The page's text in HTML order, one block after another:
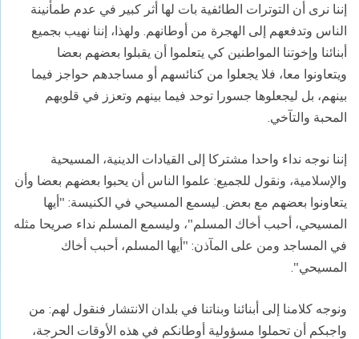
إننا نرى أن التوترات الطائفية بات لها أثر كبير في عدم طمأنينة
الناس وتدفعهم إلى الهجرة من أوطانهم. ولهذا، إننا نهيب بجميع
أبنائنا وإخوتنا المواطنين كي يتعلموا أن يقبلوا بعضهم بعضا
ويتعاونوا معا، فلا يجعلوا من كنائسهم أو مساجدهم حواجز فيما
بينهم، بل ليجعلوها جسورا توحد فيما بينهم وتعزز في قلوبهم
المحبة والتآخي.
إننا نوجه نداء واحدا مشتركا إلى القيادات الدينية، المسيحية
والإسلامية، ونقول للجميع: علموا الناس أن يحبوا بعضهم بعضا وأن
يتعاونوا بعضهم مع بعض. ليسمع المسيحي في الكنيسة: "أيها
المسيحي، أحبب أخاك المسلم"، وليسمع المسلم نداء صريحا مثله
في المساجد ومن على المآذن: "أيها المسلم، أحبب أخاك
المسيحي".
ونوجه كلامنا إلى أبنائنا وبناتنا في بلدان الانتشار فنقول لهم: من
واجبكم أن تحملوا مسؤولية أوطانكم في هذه الأوقات الحرجة،